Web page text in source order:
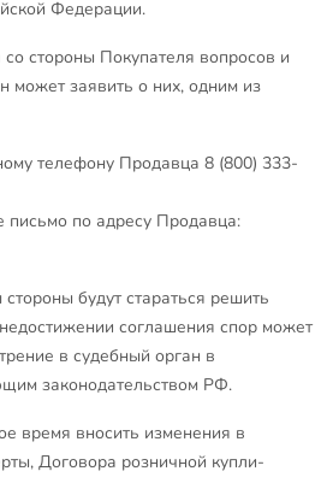
Федерации.
стороны Покупателя вопросов и
может заявить о них, одним из
телефону Продавца 8 (800) 333-
письмо по адресу Продавца:
будут стараться решить
соглашения спор может
в судебный орган в
законодательством РФ.
время вносить изменения в
Договора розничной купли-